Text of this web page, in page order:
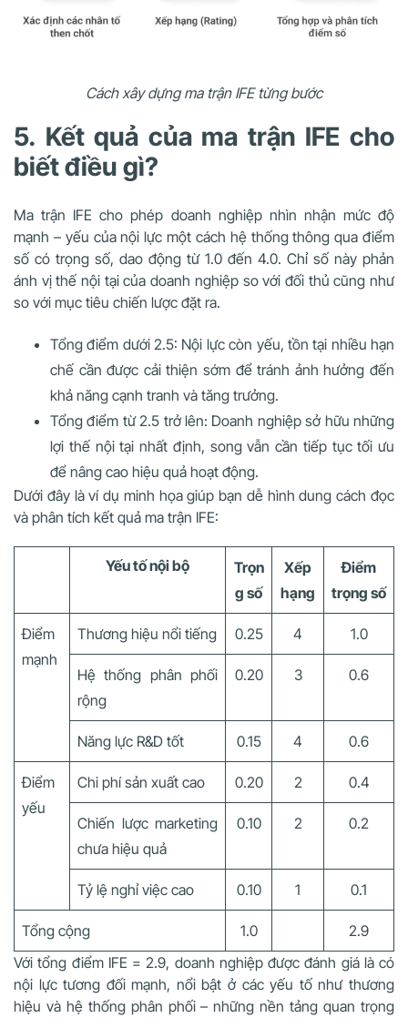
Cách xây dựng ma trận IFE từng bước
5. Kết quả của ma trận IFE cho
biết điều gì?
Ma trận IFE cho phép doanh nghiệp nhìn nhận mức độ
mạnh – yếu của nội lực một cách hệ thống thông qua điểm
số có trọng số, dao động từ 1.0 đến 4.0. Chỉ số này phản
ánh vị thế nội tại của doanh nghiệp so với đối thủ cũng như
so với mục tiêu chiến lược đặt ra.
Tổng điểm dưới 2.5: Nội lực còn yếu, tồn tại nhiều hạn
chế cần được cải thiện sớm để tránh ảnh hưởng đến
khả năng cạnh tranh và tăng trưởng.
Tổng điểm từ 2.5 trở lên: Doanh nghiệp sở hữu những
lợi thế nội tại nhất định, song vẫn cần tiếp tục tối ưu
để nâng cao hiệu quả hoạt động.
Dưới đây là ví dụ minh họa giúp bạn dễ hình dung cách đọc
và phân tích kết quả ma trận IFE:
Yếu tố nội bộ
Trọn
g số
Xếp
hạng
Điểm
trọng số
Điểm
mạnh
Thương hiệu nổi tiếng 0.25 4 1.0
Hệ thống phân phối
rộng
0.20 3 0.6
Năng lực R&D tốt 0.15 4 0.6
Điểm
yếu
Chi phí sản xuất cao 0.20 2 0.4
Chiến lược marketing
chưa hiệu quả
0.10 2 0.2
Tỷ lệ nghỉ việc cao 0.10 1 0.1
Tổng cộng 1.0
2.9
Với tổng điểm IFE = 2.9, doanh nghiệp được đánh giá là có
nội lực tương đối mạnh, nổi bật ở các yếu tố như thương
hiệu và hệ thống phân phối – những nền tảng quan trọng